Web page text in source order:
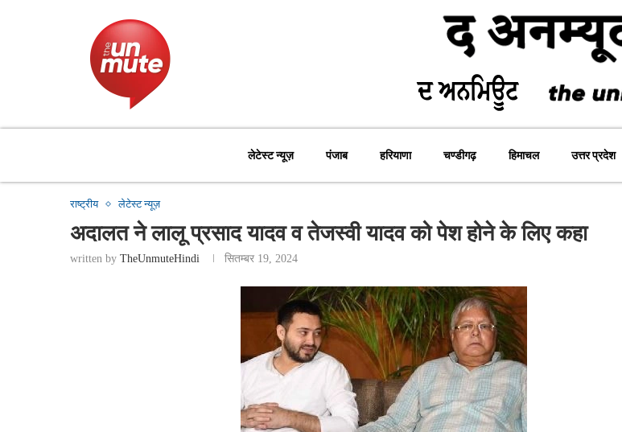
लेटेस्ट न्यूज़ पंजाब हरियाणा चण्डीगढ़ हिमाचल उत्तर प्रदेश
राष्ट्रीय लेटेस्ट न्यूज़
अदालत ने लालू प्रसाद यादव व तेजस्वी यादव को पेश होने के लिए कहा
written by TheUnmuteHindi सितम्बर 19, 2024